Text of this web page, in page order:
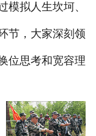
模拟人生坎坷、
节，大家深刻领
位思考和宽容理